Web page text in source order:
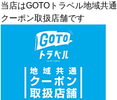
当店はGOTOトラベル地域共通
クーポン取扱店舗です